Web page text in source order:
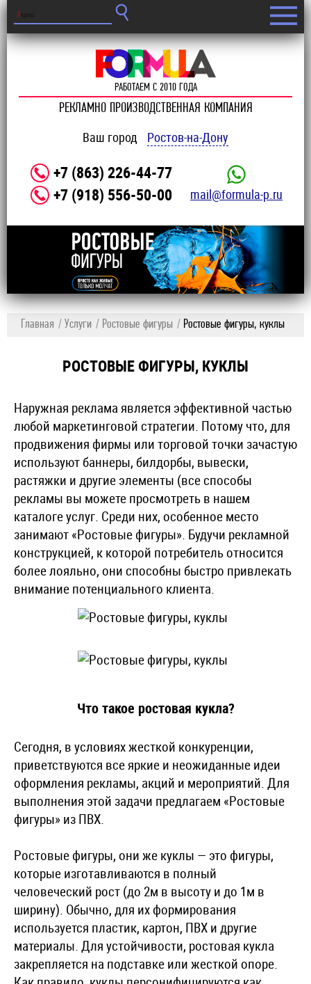
РАБОТАЕМ С 2010 ГОДА
РЕКЛАМНО ПРОИЗВОДСТВЕННАЯ КОМПАНИЯ
Ваш город Ростов-на-Дону
+7 (863) 226-44-77
+7 (918) 556-50-00
mail@formula-p.ru
Главная Услуги Ростовые фигуры Ростовые фигуры, куклы
РОСТОВЫЕ ФИГУРЫ, КУКЛЫ
Наружная реклама является эффективной частью
любой маркетинговой стратегии. Потому что, для
продвижения фирмы или торговой точки зачастую
используют баннеры, билдорбы, вывески,
растяжки и другие элементы (все способы
рекламы вы можете просмотреть в нашем
каталоге услуг. Среди них, особенное место
занимают «Ростовые фигуры». Будучи рекламной
конструкцией, к которой потребитель относится
более лояльно, они способны быстро привлекать
внимание потенциального клиента.
Что такое ростовая кукла?
Сегодня, в условиях жесткой конкуренции,
приветствуются все яркие и неожиданные идеи
оформления рекламы, акций и мероприятий. Для
выполнения этой задачи предлагаем «Ростовые
фигуры» из ПВХ.
Ростовые фигуры, они же куклы — это фигуры,
которые изготавливаются в полный
человеческий рост (до 2м в высоту и до 1м в
ширину). Обычно, для их формирования
используется пластик, картон, ПВХ и другие
материалы. Для устойчивости, ростовая кукла
закрепляется на подставке или жесткой опоре.